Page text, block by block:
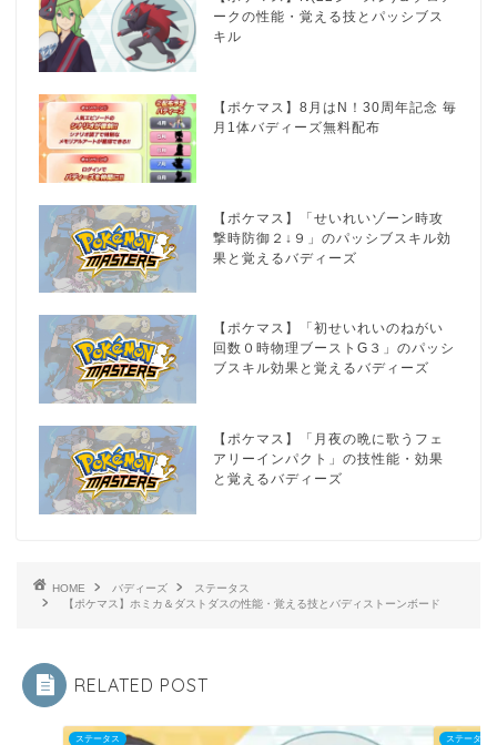
ークの性能・覚える技とパッシブス
キル
【ポケマス】8月はN！30周年記念 毎
月1体バディーズ無料配布
【ポケマス】「せいれいゾーン時攻
撃時防御２↓９」のパッシブスキル効
果と覚えるバディーズ
【ポケマス】「初せいれいのねがい
回数０時物理ブーストG３」のパッシ
ブスキル効果と覚えるバディーズ
【ポケマス】「月夜の晩に歌うフェ
アリーインパクト」の技性能・効果
と覚えるバディーズ
HOME バディーズ
ステータス
【ポケマス】ホミカ＆ダストダスの性能・覚える技とバディストーンボード
RELATED POST
ステータス ステータス